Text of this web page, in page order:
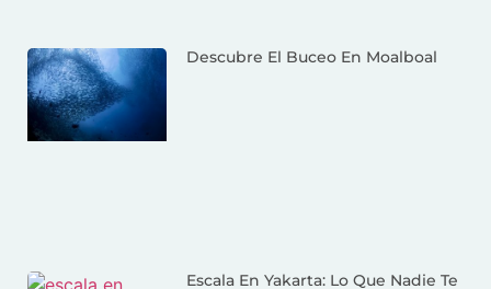
Descubre El Buceo En Moalboal
Escala En Yakarta: Lo Que Nadie Te